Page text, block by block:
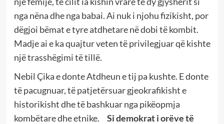
nga nëna dhe nga babai. Ai nuk i njohu fizikisht, por
dëgjoi bëmat e tyre atdhetare në dobi të kombit.
Madje ai e ka quajtur veten të privilegjuar që kishte
një trasshëgimi të tillë.
Nebil Çika e donte Atdheun e tij pa kushte. E donte
të pacugnuar, të patjetërsuar gjeokrafikisht e
historikisht dhe të bashkuar nga pikëopmja
kombëtare dhe etnike. Si demokrat i orëve të